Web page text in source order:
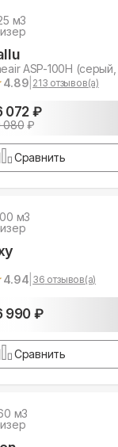
м3
ASP-100H
4.89 213 отзывов(а)
072 ₽
080₽
Сравнить
м3
4.94 36 отзывов(а)
990 ₽
Сравнить
м3